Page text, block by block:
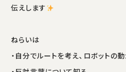
伝えします
ねらいは
・自分でルートを考え、ロボットの